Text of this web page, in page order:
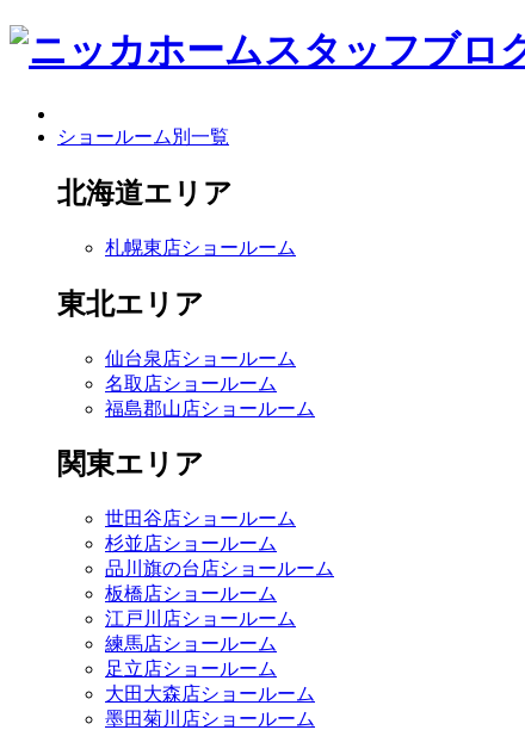
ショールーム別一覧
北海道エリア
札幌東店ショールーム
東北エリア
仙台泉店ショールーム
名取店ショールーム
福島郡山店ショールーム
関東エリア
世田谷店ショールーム
杉並店ショールーム
品川旗の台店ショールーム
板橋店ショールーム
江戸川店ショールーム
練馬店ショールーム
足立店ショールーム
大田大森店ショールーム
墨田菊川店ショールーム